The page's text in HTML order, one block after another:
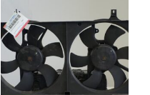
HATCHBACK
(P12) 2.2 DI YD22
– #PROV#
YD22PROV GRIS